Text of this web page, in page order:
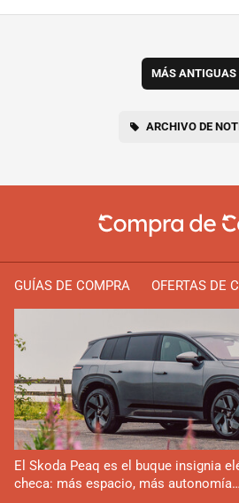
MÁS ANTIGUAS
ARCHIVO DE
GUÍAS DE COMPRA OFERTAS DE
El Skoda Peaq es el buque insignia
checa: más espacio, más